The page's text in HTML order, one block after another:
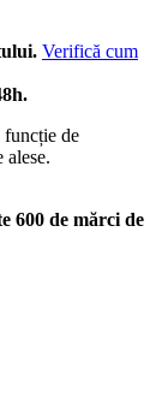
Verifică cum
funcție de
alese.
600 de mărci de